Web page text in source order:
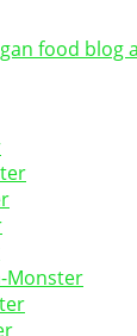
Monster